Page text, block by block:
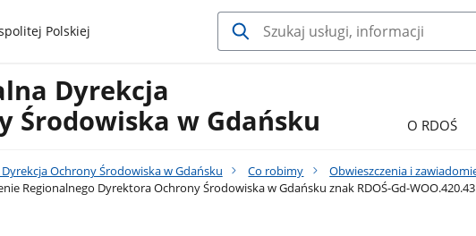
Polskiej
Dyrekcja
Środowiska w Gdańsku
O RDOŚ
Ochrony Środowiska w Gdańsku Co robimy Obwieszczenia i
Regionalnego Dyrektora Ochrony Środowiska w Gdańsku znak RDOŚ-Gd-